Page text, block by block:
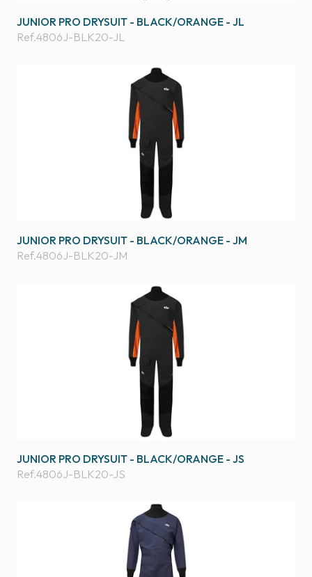
JUNIOR PRO DRYSUIT - BLACK/ORANGE - JL
Ref.4806J-BLK20-JL
JUNIOR PRO DRYSUIT - BLACK/ORANGE - JM
Ref.4806J-BLK20-JM
JUNIOR PRO DRYSUIT - BLACK/ORANGE - JS
Ref.4806J-BLK20-JS